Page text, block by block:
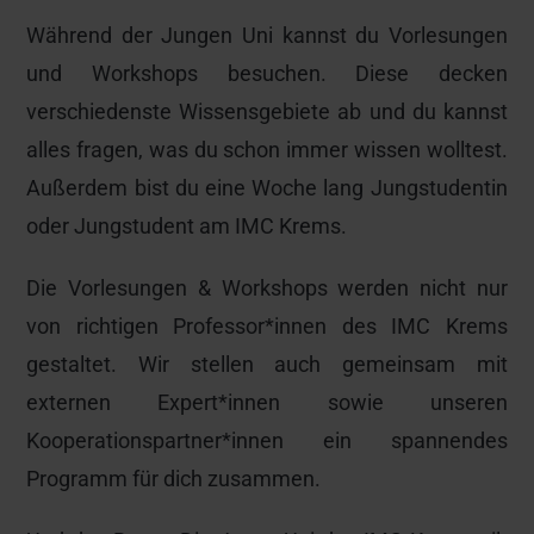
Während der Jungen Uni kannst du Vorlesungen
und Workshops besuchen. Diese decken
verschiedenste Wissensgebiete ab und du kannst
alles fragen, was du schon immer wissen wolltest.
Außerdem bist du eine Woche lang Jungstudentin
oder Jungstudent am IMC Krems.
Die Vorlesungen & Workshops werden nicht nur
von richtigen Professor*innen des IMC Krems
gestaltet. Wir stellen auch gemeinsam mit
externen Expert*innen sowie unseren
Kooperationspartner*innen ein spannendes
Programm für dich zusammen.